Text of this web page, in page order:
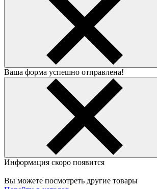
Ваша форма успешно отправлена!
Информация скоро появится
Вы можете посмотреть другие товары